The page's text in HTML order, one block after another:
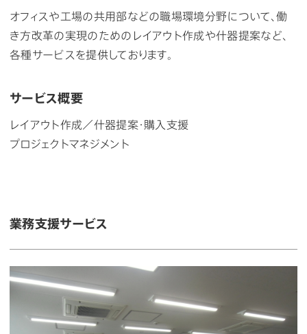
オフィスや工場の共用部などの職場環境分野について、働
き方改革の実現のためのレイアウト作成や什器提案など、
各種サービスを提供しております。
サービス概要
レイアウト作成／什器提案・購入支援
プロジェクトマネジメント
業務支援サービス